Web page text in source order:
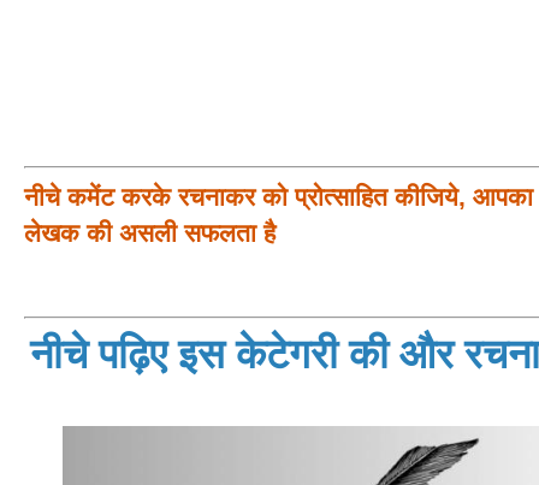
नीचे कमेंट करके रचनाकर को प्रोत्साहित कीजिये, आपका
लेखक की असली सफलता है
नीचे पढ़िए इस केटेगरी की और